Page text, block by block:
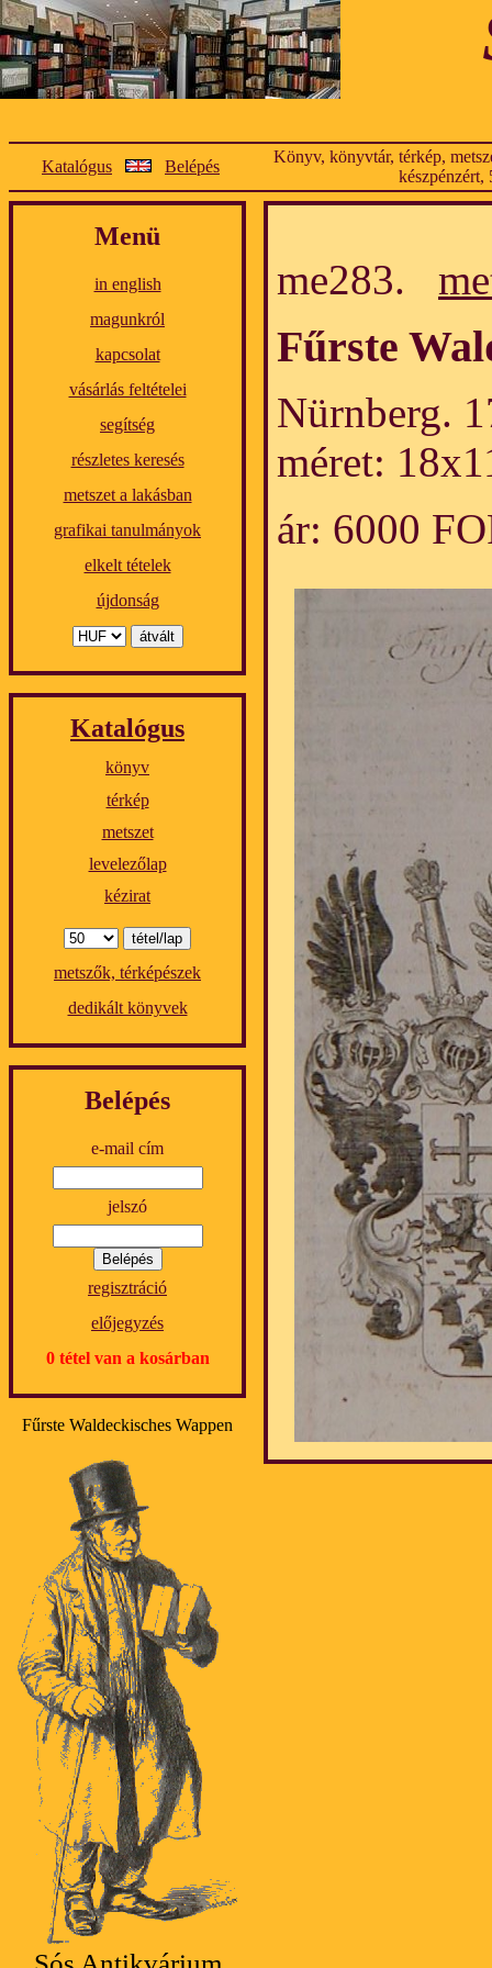
Katalógus Belépés
Könyv, könyvtár, térkép,
készpénzért,
Menü
in english
magunkról
kapcsolat
vásárlás feltételei
segítség
részletes keresés
metszet a lakásban
grafikai tanulmányok
elkelt tételek
újdonság
Katalógus
könyv
térkép
metszet
levelezőlap
kézirat
metszők, térképészek
dedikált könyvek
Belépés
e-mail cím
jelszó
regisztráció
előjegyzés
0 tétel van a kosárban
Fűrste Waldeckisches Wappen
me283.
Fűrste
Nürnberg.
méret:
ár: 6000